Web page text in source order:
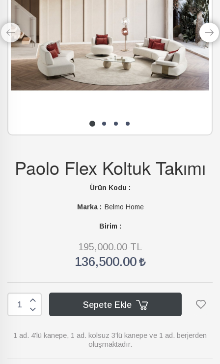
Paolo Flex Koltuk Takımı
Ürün Kodu :
Marka : Belmo Home
Birim :
195,000.00 TL
136,500.00
Sepete Ekle
1 ad. 4'lü kanepe, 1 ad. kolsuz 3'lü kanepe ve 1 ad. berjerden
oluşmaktadır.